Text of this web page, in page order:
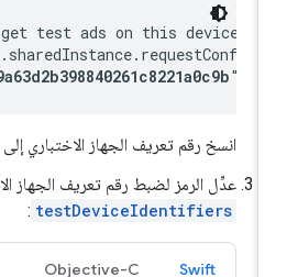
To get test ads on this device,
انسخ رقم تعريف الجهاز الاختباري إلى
عدِّل الرمز لضبط رقم تعريف الجهاز
testDeviceIdentifiers
:
Swift
Objective-C